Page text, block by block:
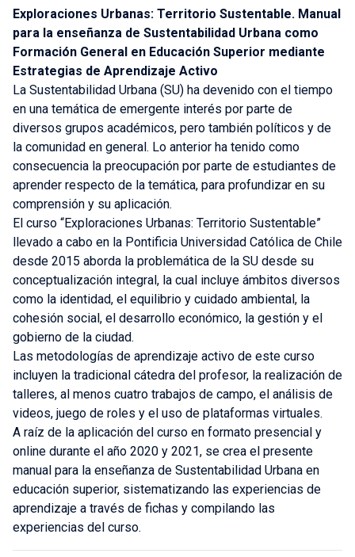
Exploraciones Urbanas: Territorio Sustentable. Manual
para la enseñanza de Sustentabilidad Urbana como
Formación General en Educación Superior mediante
Estrategias de Aprendizaje Activo
La Sustentabilidad Urbana (SU) ha devenido con el tiempo
en una temática de emergente interés por parte de
diversos grupos académicos, pero también políticos y de
la comunidad en general. Lo anterior ha tenido como
consecuencia la preocupación por parte de estudiantes de
aprender respecto de la temática, para profundizar en su
comprensión y su aplicación.
El curso “Exploraciones Urbanas: Territorio Sustentable”
llevado a cabo en la Pontificia Universidad Católica de Chile
desde 2015 aborda la problemática de la SU desde su
conceptualización integral, la cual incluye ámbitos diversos
como la identidad, el equilibrio y cuidado ambiental, la
cohesión social, el desarrollo económico, la gestión y el
gobierno de la ciudad.
Las metodologías de aprendizaje activo de este curso
incluyen la tradicional cátedra del profesor, la realización de
talleres, al menos cuatro trabajos de campo, el análisis de
videos, juego de roles y el uso de plataformas virtuales.
A raíz de la aplicación del curso en formato presencial y
online durante el año 2020 y 2021, se crea el presente
manual para la enseñanza de Sustentabilidad Urbana en
educación superior, sistematizando las experiencias de
aprendizaje a través de fichas y compilando las
experiencias del curso.